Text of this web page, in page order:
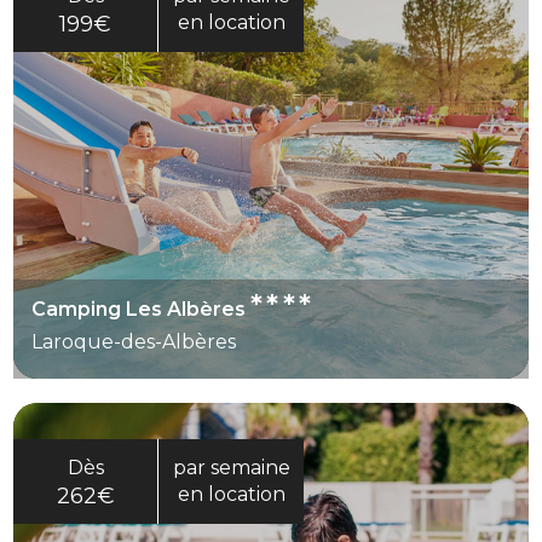
dimension peut compter si vous recherchez un
séjour avec une attention portée au cadre
naturel. L’ensemble en fait une adresse adaptée
à des vacances organisées, avec de nombreux
services sur place.
199€
en location
Camping Les Albères****
Laroque-des-Albères
Dès
262€
par semaine
en location